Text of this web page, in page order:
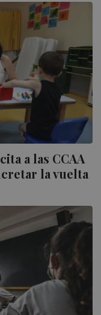
a las CCAA
la vuelta